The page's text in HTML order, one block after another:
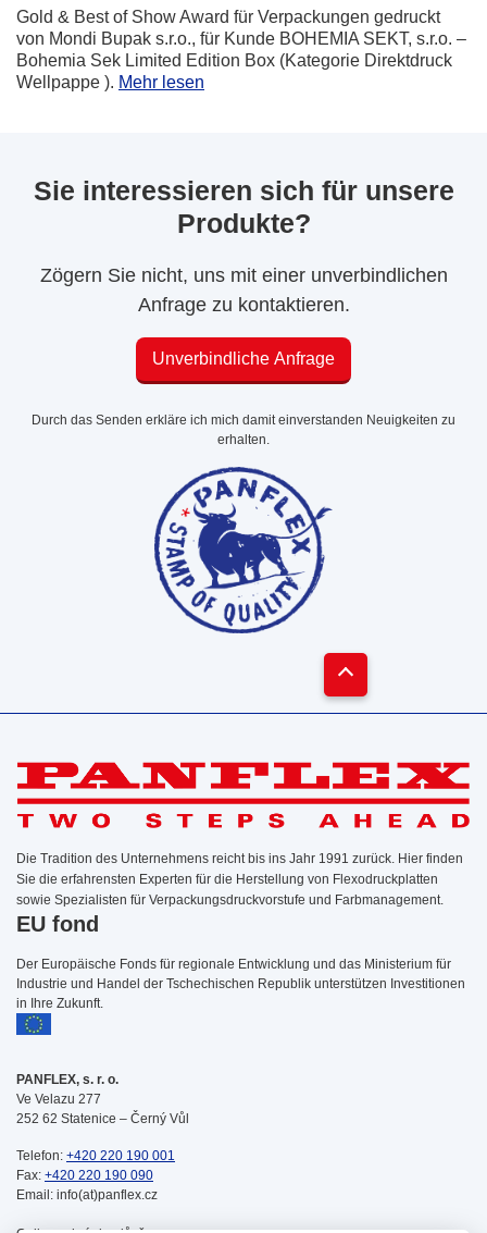
Gold & Best of Show Award für Verpackungen gedruckt
von Mondi Bupak s.r.o., für Kunde BOHEMIA SEKT, s.r.o. –
Bohemia Sek Limited Edition Box (Kategorie Direktdruck
Wellpappe ). Mehr lesen
Sie interessieren sich für unsere
Produkte?
Zögern Sie nicht, uns mit einer unverbindlichen
Anfrage zu kontaktieren.
Unverbindliche Anfrage
Durch das Senden erkläre ich mich damit einverstanden Neuigkeiten zu
erhalten.
Die Tradition des Unternehmens reicht bis ins Jahr 1991 zurück. Hier finden
Sie die erfahrensten Experten für die Herstellung von Flexodruckplatten
sowie Spezialisten für Verpackungsdruckvorstufe und Farbmanagement.
EU fond
Der Europäische Fonds für regionale Entwicklung und das Ministerium für
Industrie und Handel der Tschechischen Republik unterstützen Investitionen
in Ihre Zukunft.
PANFLEX, s. r. o.
Ve Velazu 277
252 62 Statenice – Černý Vůl
Telefon: +420 220 190 001
Fax: +420 220 190 090
Email: info(at)panflex.cz